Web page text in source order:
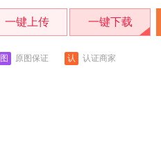
一键上传 一键下载
图 原图保证 认 认证商家